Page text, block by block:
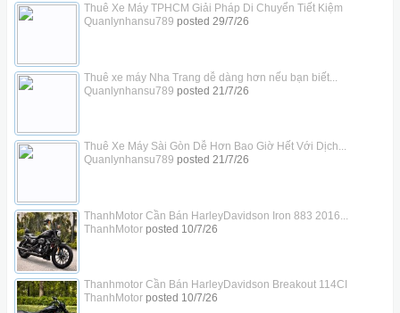
Thuê Xe Máy TPHCM Giải Pháp Di Chuyển Tiết Kiệm
Quanlynhansu789 posted 29/7/26
Thuê xe máy Nha Trang dễ dàng hơn nếu bạn biết...
Quanlynhansu789 posted 21/7/26
Thuê Xe Máy Sài Gòn Dễ Hơn Bao Giờ Hết Với Dịch...
Quanlynhansu789 posted 21/7/26
ThanhMotor Cần Bán HarleyDavidson Iron 883 2016...
ThanhMotorposted 10/7/26
Thanhmotor Cần Bán HarleyDavidson Breakout 114CI
ThanhMotorposted 10/7/26